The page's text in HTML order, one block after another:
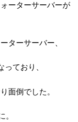
ーターサーバーが
ターサーバー、
ており、
面倒でした。
。